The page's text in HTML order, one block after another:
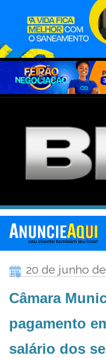
20 de junho
Câmara
pagamento
salário dos